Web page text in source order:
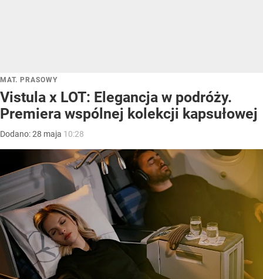
MAT. PRASOWY
Vistula x LOT: Elegancja w podróży.
Premiera wspólnej kolekcji kapsułowej
Dodano:28 maja 10:28